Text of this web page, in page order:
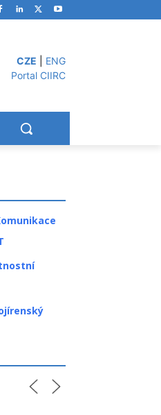
CZE
ENG
Portal CIIRC